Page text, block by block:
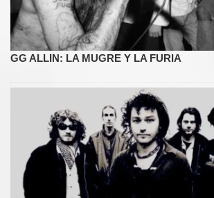
GG ALLIN: LA MUGRE Y LA FURIA